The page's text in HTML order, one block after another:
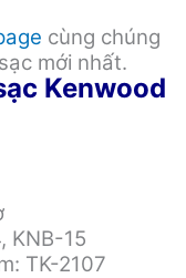
cùng chúng
mới nhất.
Kenwood
KNB-15
TK-2107